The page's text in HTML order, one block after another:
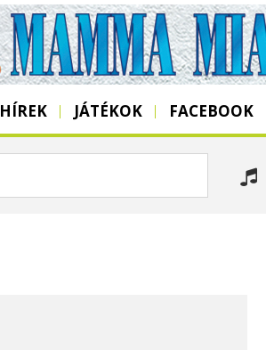
HÍREK JÁTÉKOK FACEBOOK